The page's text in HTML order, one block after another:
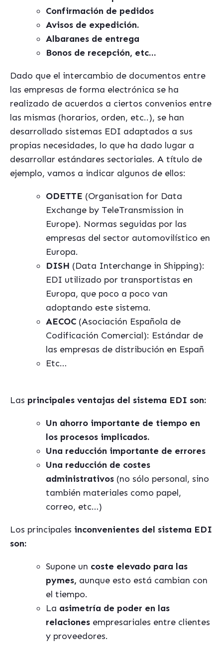
Confirmación de pedidos
Avisos de expedición.
Albaranes de entrega
Bonos de recepción, etc…
Dado que el intercambio de documentos entre
las empresas de forma electrónica se ha
realizado de acuerdos a ciertos convenios entre
las mismas (horarios, orden, etc..), se han
desarrollado sistemas EDI adaptados a sus
propias necesidades, lo que ha dado lugar a
desarrollar estándares sectoriales. A título de
ejemplo, vamos a indicar algunos de ellos:
ODETTE (Organisation for Data
Exchange by TeleTransmission in
Europe). Normas seguidas por las
empresas del sector automovilístico en
Europa.
DISH (Data Interchange in Shipping):
EDI utilizado por transportistas en
Europa, que poco a poco van
adoptando este sistema.
AECOC (Asociación Española de
Codificación Comercial): Estándar de
las empresas de distribución en Españ
Etc…
Las principales ventajas del sistema EDI son:
Un ahorro importante de tiempo en
los procesos implicados.
Una reducción importante de errores
Una reducción de costes
administrativos (no sólo personal, sino
también materiales como papel,
correo, etc…)
Los principales inconvenientes del sistema EDI
son:
Supone un coste elevado para las
pymes, aunque esto está cambian con
el tiempo.
La asimetría de poder en las
relaciones empresariales entre clientes
y proveedores.